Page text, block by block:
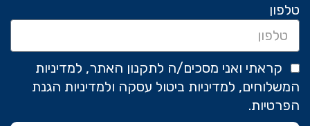
טלפון
קראתי ואני מסכים/ה לתקנון האתר, למדיניות
המשלוחים, למדיניות ביטול עסקה ולמדיניות הגנת
הפרטיות.